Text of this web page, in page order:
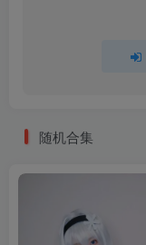
随机合集